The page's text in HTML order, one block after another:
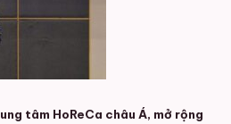
tâm HoReCa châu Á, mở rộng